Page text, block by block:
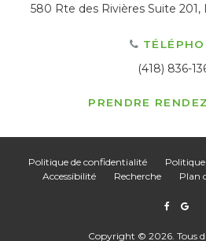
580 Rte des Rivières Suite 201
(418) 836-
PRENDRE
Politique de confidentialité
Accessibilité
Recherche Plan
Copyright © 2026. Tous